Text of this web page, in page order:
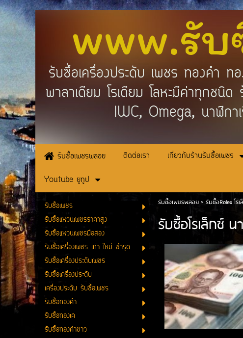
www.รั
รับซื้อเครื่องประดับ เพชร ทองคำ ท
พาลาเดียม โรเดียม โลหะมีค่าทุก
IWC, Omega, นาฬิก
รับซื้อเพชรพลอย ติดต่อเรา เกี่ยวกับร้านรับซื้อเพชร
Youtube ยูทูป
รับซื้อเพชร
รับซื้อแหวนเพชรราคาสูง
รับซื้อแหวนเพชรมือสอง
รับซื้อเครื่องเพชร เก่า ใหม่ ชำรุด
รับซื้อเครื่องประดับเพชร
รับซื้อเครื่องประดับ
เครื่องประดับ รับซื้อเพชร
รับซื้อทองคำ
รับซื้อทองเค
รับซื้อทองคำขาว
รับซื้อเพชรพลอย> รับซื้อRolex โร
รับซื้อโรเล็กซ์